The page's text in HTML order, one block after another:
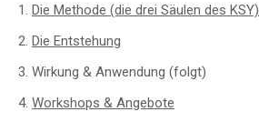
Die Methode (die drei Säulen des KSY)
Die Entstehung
Wirkung & Anwendung (folgt)
Workshops & Angebote